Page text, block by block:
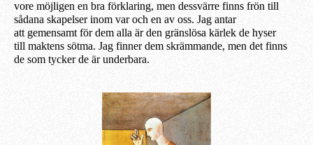
vore möjligen en bra förklaring, men dessvärre finns frön till
sådana skapelser inom var och en av oss. Jag antar
att gemensamt för dem alla är den gränslösa kärlek de hyser
till maktens sötma. Jag finner dem skrämmande, men det finns
de som tycker de är underbara.